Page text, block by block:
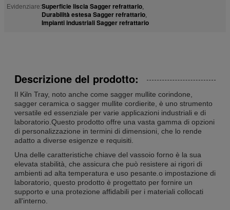
Evidenziare:Superficie liscia Sagger refrattario,
Durabilità estesa Sagger refrattario,
Impianti industriali Sagger refrattario
Descrizione del prodotto:
Il Kiln Tray, noto anche come sagger mullite corindone,
sagger ceramica o sagger mullite cordierite, è uno strumento
versatile ed essenziale per varie applicazioni industriali e di
laboratorio.Questo prodotto offre una vasta gamma di opzioni
di personalizzazione in termini di dimensioni, che lo rende
adatto a diverse esigenze e requisiti.
Una delle caratteristiche chiave del vassoio forno è la sua
elevata stabilità, che assicura che può resistere ai rigori di
ambienti ad alta temperatura e uso pesante.o impostazione di
laboratorio, questo prodotto è progettato per fornire un
supporto e una protezione affidabili per i materiali collocati
all'interno.